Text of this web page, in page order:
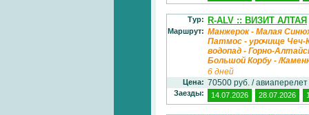
Тур: R-ALV :: ВИЗИТ АЛТАЯ
Маршрут: Манжерок - Малая
Патмос - урочище Чеч-
водопад - Горно-
Большой Корбу - /
6 дней
Цена: 70500 руб. /
Заезды: 14.07.2026 28.07.2026